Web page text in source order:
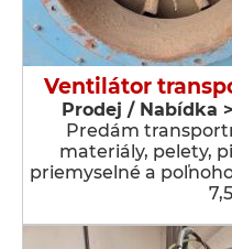
Ventilátor
Prodej / Nabídka
Predám
materiály, pelety,
priemyselné a